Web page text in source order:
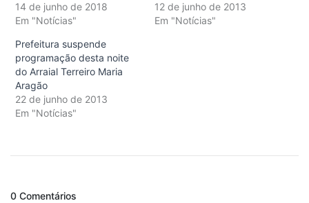
14 de junho de 2018
Em "Notícias"
12 de junho de 2013
Em "Notícias"
Prefeitura suspende
programação desta noite
do Arraial Terreiro Maria
Aragão
22 de junho de 2013
Em "Notícias"
0 Comentários